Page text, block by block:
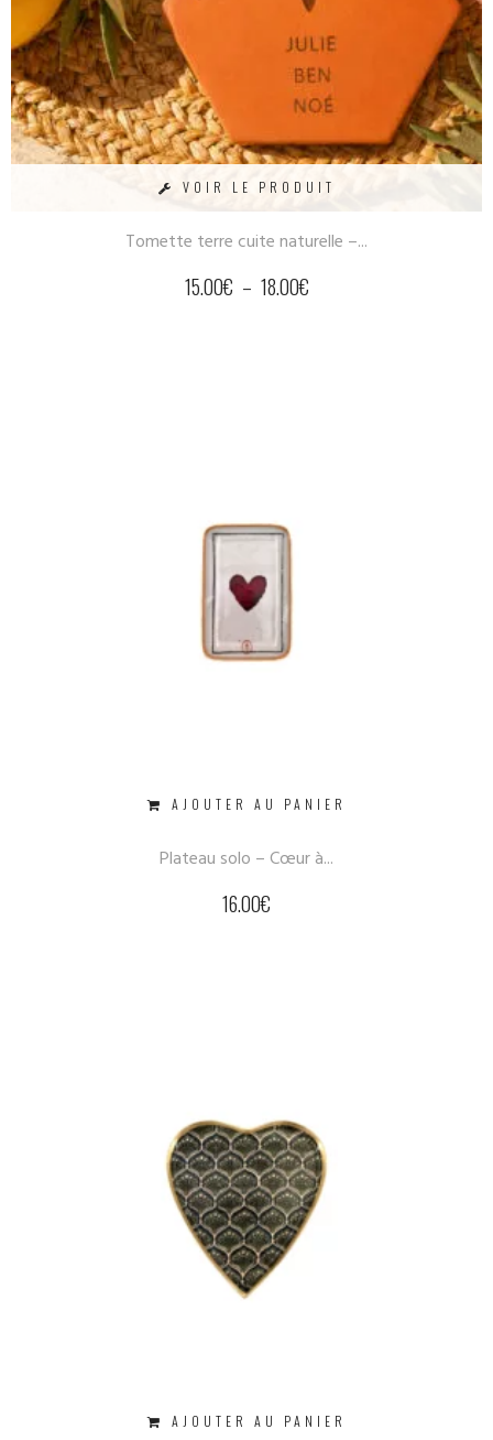
VOIR LE PRODUIT
Tomette terre cuite naturelle –...
15.00€ – 18.00€
AJOUTER AU PANIER
Plateau solo – Cœur à...
16.00€
AJOUTER AU PANIER